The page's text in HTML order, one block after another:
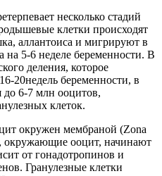
несколько стадий
клетки происходят
аллантоиса и мигрируют в
на 5-6 неделе беременности. В
деления, которое
20недель беременности, в
до 6-7 млн ооцитов,
клеток.
окружен мембраной (Zona
окружающие ооцит, начинают
от гонадотропинов и
Гранулезные клетки